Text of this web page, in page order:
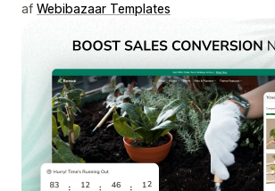
af Webibazaar Templates